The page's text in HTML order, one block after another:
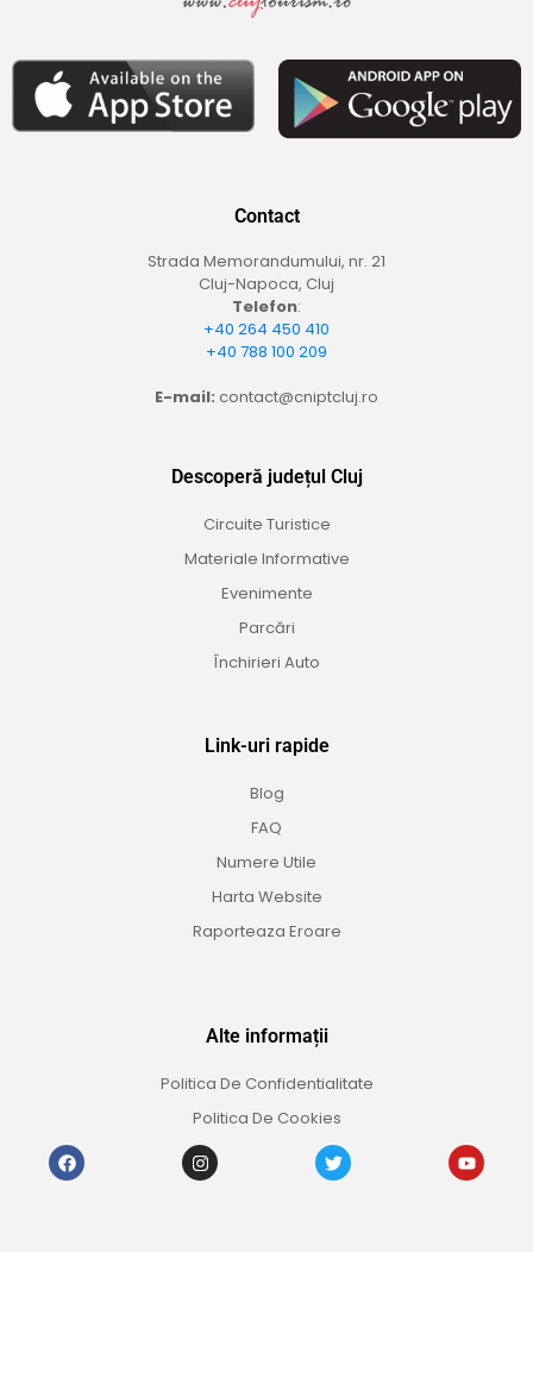
Contact
Strada Memorandumului, nr. 21
Cluj-Napoca, Cluj
Telefon:
+40 264 450 410
+40 788 100 209
E-mail: contact@cniptcluj.ro
Descoperă județul Cluj
Circuite Turistice
Materiale Informative
Evenimente
Parcări
Închirieri Auto
Link-uri rapide
Blog
FAQ
Numere Utile
Harta Website
Raporteaza Eroare
Alte informații
Politica De Confidentialitate
Politica De Cookies